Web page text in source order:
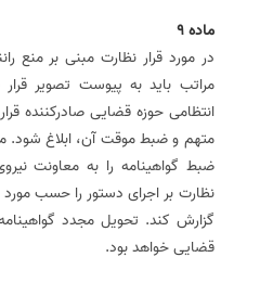
ماده 9
در مورد قرار نظارت مبنی بر منع
مراتب باید به پیوست تصویر قرار
انتظامی حوزه قضایی صادر‌کننده
متهم و ضبط موقت آن، ابلاغ
ضبط گواهینامه را به معاونت
نظارت بر اجرای دستور را حسب مورد
گزارش کند. تحویل مجدد
قضایی خواهد بود.